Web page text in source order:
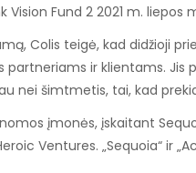
Fund 2 2021 m. liepos
Colis teigė, kad didžioji
ir klientams. Jis
nei šimtmetis, tai, kad
įmonės, įskaitant
Ventures. „Sequoia“ ir